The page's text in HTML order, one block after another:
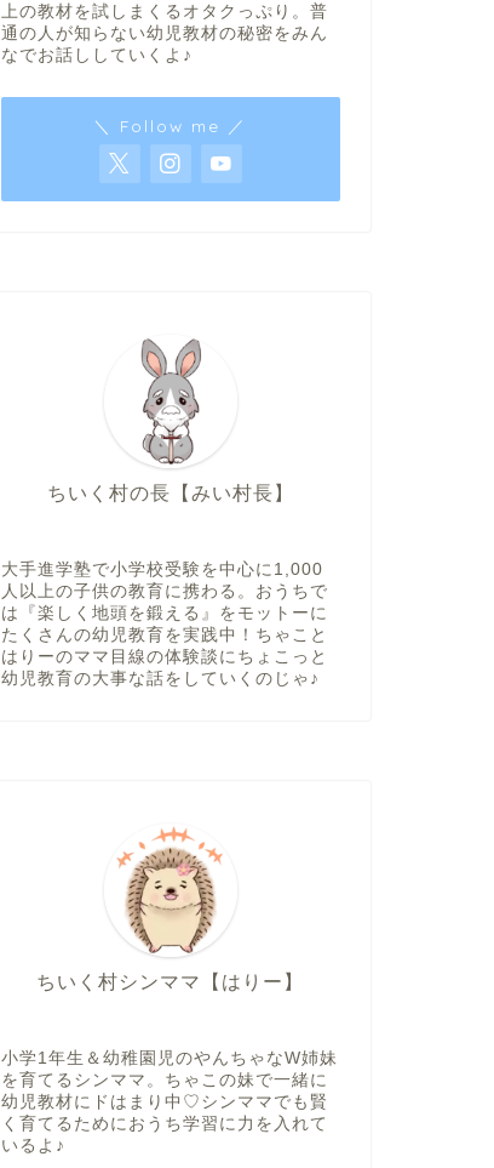
上の教材を試しまくるオタクっぷり。普
通の人が知らない幼児教材の秘密をみん
なでお話ししていくよ♪
＼ Follow me ／
ちいく村の長【みい村長】
大手進学塾で小学校受験を中心に1,000
人以上の子供の教育に携わる。おうちで
は『楽しく地頭を鍛える』をモットーに
たくさんの幼児教育を実践中！ちゃこと
はりーのママ目線の体験談にちょこっと
幼児教育の大事な話をしていくのじゃ♪
ちいく村シンママ【はりー】
小学1年生＆幼稚園児のやんちゃなW姉妹
を育てるシンママ。ちゃこの妹で一緒に
幼児教材にドはまり中♡シンママでも賢
く育てるためにおうち学習に力を入れて
いるよ♪